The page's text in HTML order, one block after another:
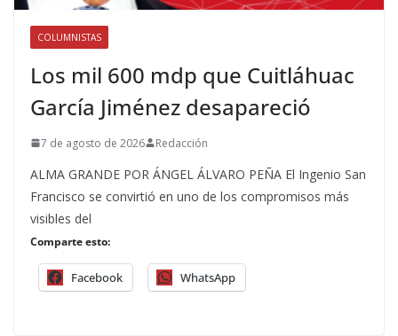
COLUMNISTAS
Los mil 600 mdp que Cuitláhuac
García Jiménez desapareció
7 de agosto de 2026 Redacción
ALMA GRANDE POR ÁNGEL ÁLVARO PEÑA El Ingenio San
Francisco se convirtió en uno de los compromisos más
visibles del
Comparte esto:
Facebook WhatsApp